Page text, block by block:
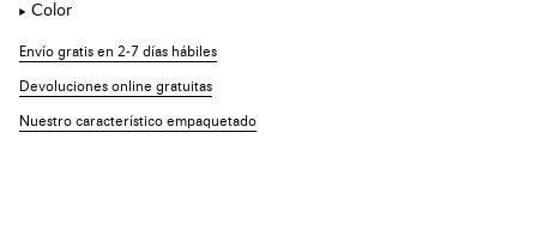
Color
Envío gratis en 2-7 días hábiles
Devoluciones online gratuitas
Nuestro característico empaquetado